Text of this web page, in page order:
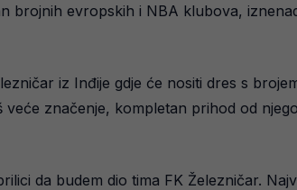
brojnih evropskih i NBA klubova,
iz Inđije gdje će nositi dres s
značenje, kompletan prihod od
da budem dio tima FK Železničar.